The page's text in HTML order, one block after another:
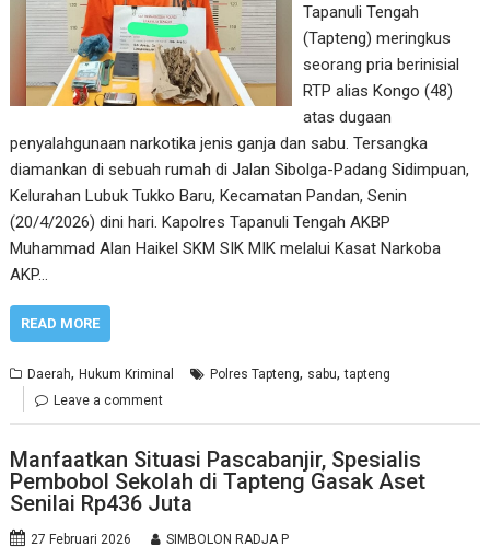
Tapanuli Tengah
(Tapteng) meringkus
seorang pria berinisial
RTP alias Kongo (48)
atas dugaan
penyalahgunaan narkotika jenis ganja dan sabu. Tersangka
diamankan di sebuah rumah di Jalan Sibolga-Padang Sidimpuan,
Kelurahan Lubuk Tukko Baru, Kecamatan Pandan, Senin
(20/4/2026) dini hari. Kapolres Tapanuli Tengah AKBP
Muhammad Alan Haikel SKM SIK MIK melalui Kasat Narkoba
AKP…
READ MORE
Daerah,Hukum Kriminal Polres Tapteng, sabu,tapteng
Leave a comment
Manfaatkan Situasi Pascabanjir, Spesialis
Pembobol Sekolah di Tapteng Gasak Aset
Senilai Rp436 Juta
27 Februari 2026 SIMBOLON RADJA P